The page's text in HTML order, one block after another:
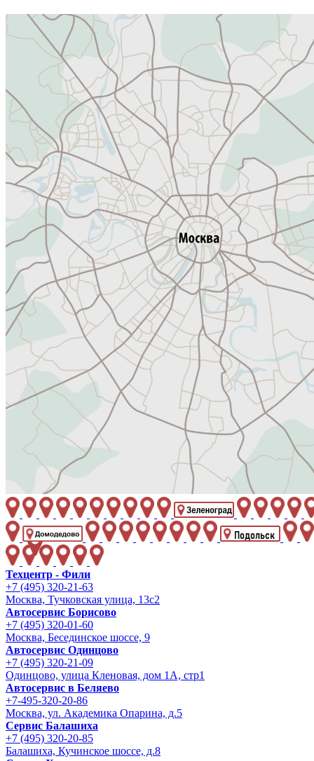
Техцентр - Фили
+7 (495) 320-21-63
Москва, Тучковская улица, 13с2
Автосервис Борисово
+7 (495) 320-01-60
Москва, Бесединское шоссе, 9
Автосервис Одинцово
+7 (495) 320-21-09
Одинцово, улица Кленовая, дом 1А, стр1
Автосервис в Беляево
+7-495-320-20-86
Москва, ул. Академика Опарина, д.5
Сервис Балашиха
+7 (495) 320-20-85
Балашиха, Кучинское шоссе, д.8